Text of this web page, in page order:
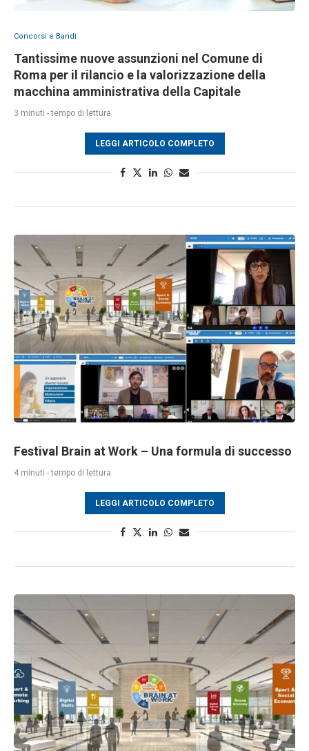
Concorsi e Bandi
Tantissime nuove assunzioni nel Comune di
Roma per il rilancio e la valorizzazione della
macchina amministrativa della Capitale
3 minuti - tempo di lettura
LEGGI ARTICOLO COMPLETO
Festival Brain at Work – Una formula di successo
4 minuti - tempo di lettura
LEGGI ARTICOLO COMPLETO